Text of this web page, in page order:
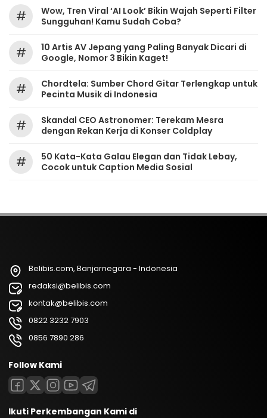
#
Wow, Tren Viral ‘AI Look’ Bikin Wajah Seperti Filter
Sungguhan! Kamu Sudah Coba?
#
10 Artis AV Jepang yang Paling Banyak Dicari di
Google, Nomor 3 Bikin Kaget!
#
Chordtela: Sumber Chord Gitar Terlengkap untuk
Pecinta Musik di Indonesia
#
Skandal CEO Astronomer: Terekam Mesra
dengan Rekan Kerja di Konser Coldplay
#
50 Kata-Kata Galau Elegan dan Tidak Lebay,
Cocok untuk Caption Media Sosial
Belibis.com, Banjarnegara - Indonesia
redaksi@belibis.com
kontak@belibis.com
0822 3232 7903
0856 7890 286
Follow Kami
Ikuti Perkembangan Kami di